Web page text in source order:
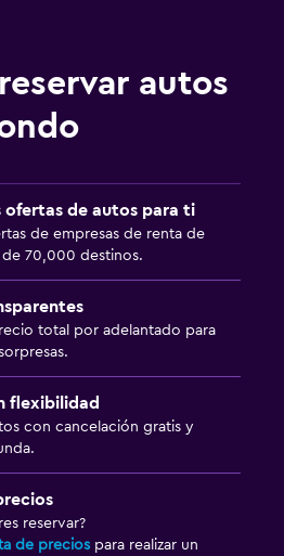
autos
ofertas de autos para ti
de empresas de renta de
de 70,000 destinos.
total por adelantado para
flexibilidad
con cancelación gratis y
reservar?
de precios para realizar un